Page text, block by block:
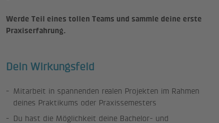
Werde Teil eines tollen Teams und sammle deine erste
Praxiserfahrung.
Dein Wirkungsfeld
Mitarbeit in spannenden realen Projekten im Rahmen
deines Praktikums oder Praxissemesters
Du hast die Möglichkeit deine Bachelor- und